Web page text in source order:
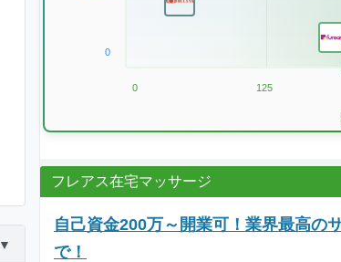
▼
0
0 125
フレアス在宅マッサージ
自己資金200万～開業可！業界最高の
で！